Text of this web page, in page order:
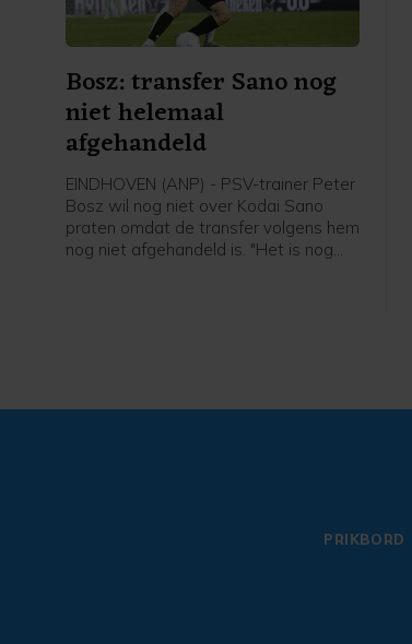
Bosz: transfer Sano nog
niet helemaal
afgehandeld
EINDHOVEN (ANP) - PSV-trainer Peter
Bosz wil nog niet over Kodai Sano
praten omdat de transfer volgens hem
nog niet afgehandeld is. "Het is nog
PRIKBORD